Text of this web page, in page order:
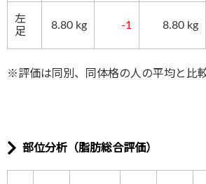
左
足
8.80 kg -1 8.80 kg
※評価は同別、同体格の人の平均と比
部位分析（脂肪総合評価）